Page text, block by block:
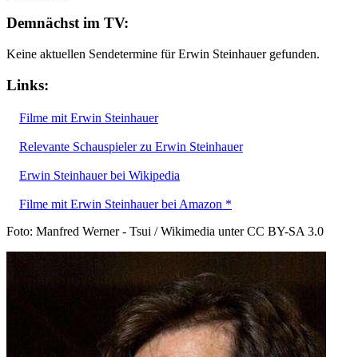
Demnächst im TV:
Keine aktuellen Sendetermine für Erwin Steinhauer gefunden.
Links:
Filme mit Erwin Steinhauer
Relevante Schauspieler zu Erwin Steinhauer
Erwin Steinhauer bei Wikipedia
Filme mit Erwin Steinhauer bei Amazon *
Foto: Manfred Werner - Tsui / Wikimedia unter CC BY-SA 3.0